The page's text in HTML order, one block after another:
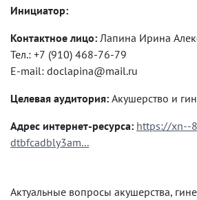
Инициатор:
Контактное лицо:
Лапина Ирина
Тел.: +7 (910) 468-76-79
E-mail: doclapina@mail.ru
Целевая аудитория: Акушерство и
Адрес интернет-ресурса: https://xn--
dtbfcadbly3am...
Актуальные вопросы акушерства,